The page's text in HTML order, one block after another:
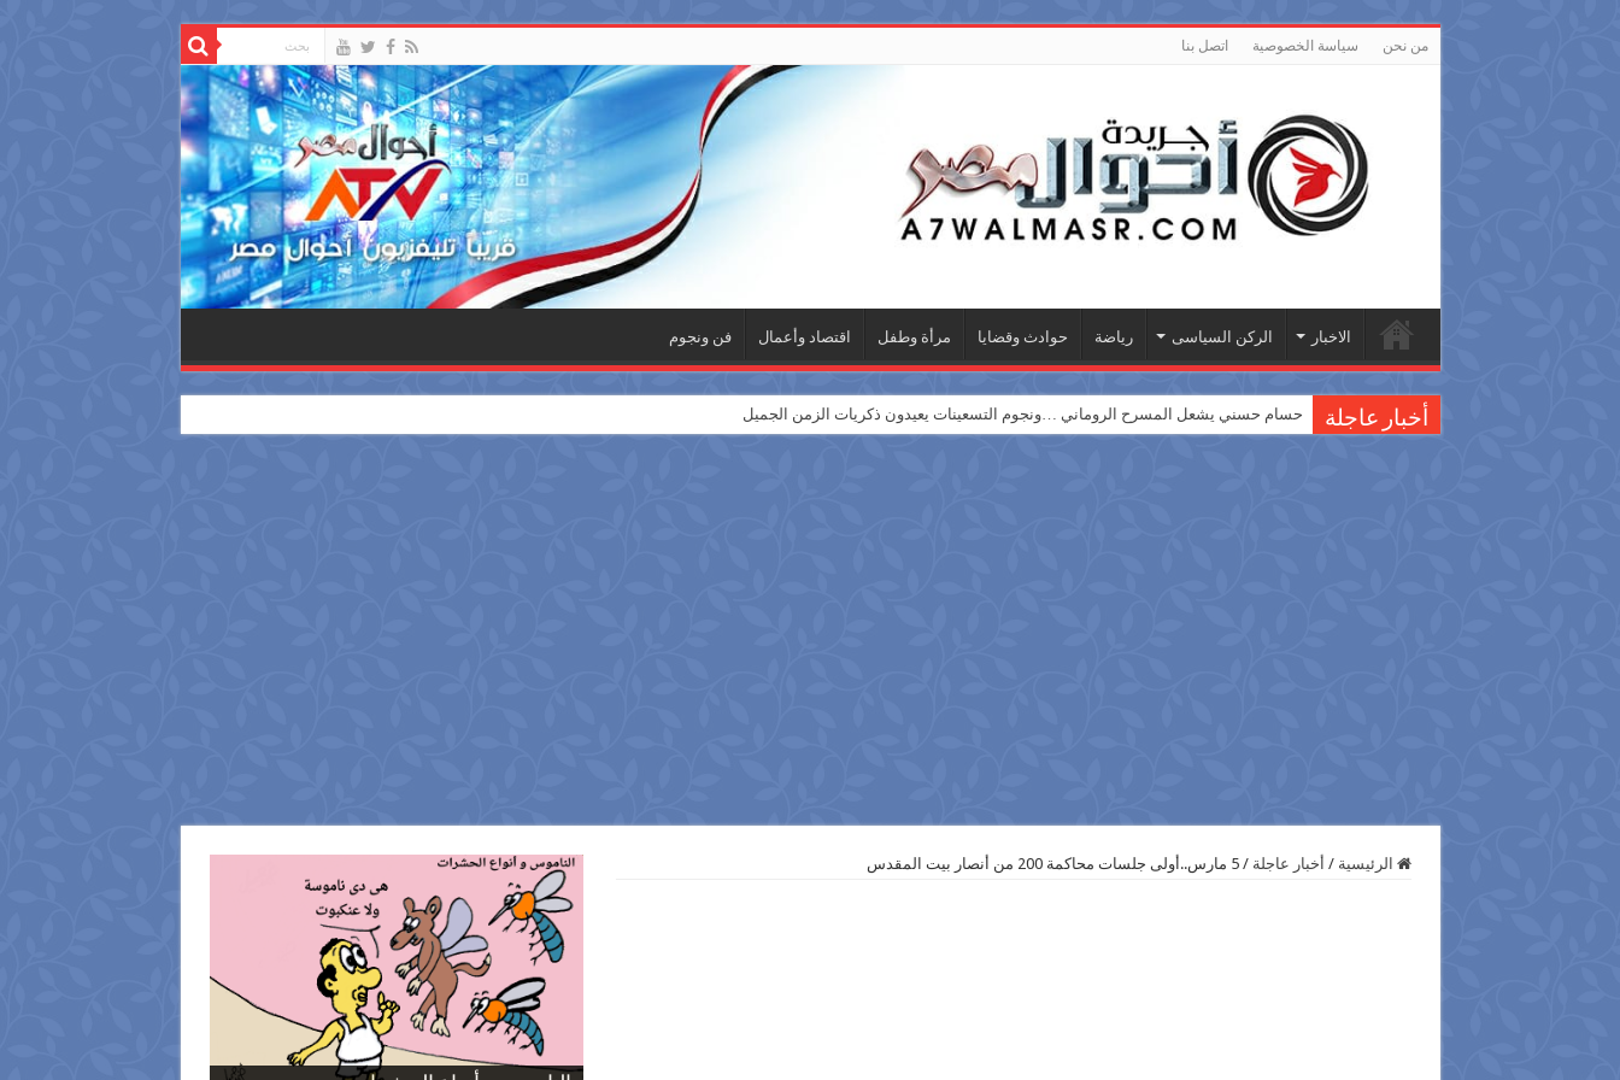
من نحن سياسة الخصوصية اتصل بنا
الاخبار الركن السياسى رياضة حوادث وقضايا مرأة وطفل اقتصاد وأعمال فن ونجوم
أخبار عاجلة حسام حسني يشعل المسرح الروماني …ونجوم التسعينات يعيدون ذكريات الزمن الجميل
الرئيسية / أخبار عاجلة / 5 مارس..أولى جلسات محاكمة 200 من أنصار بيت المقدس